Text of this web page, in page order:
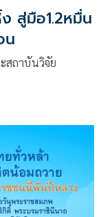
สู่มือ1.2หมื่น
น
สถาบันวิจัย